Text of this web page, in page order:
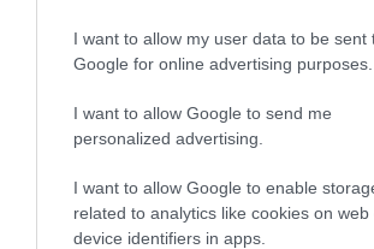
I want to allow my user data to be sent
Google for online advertising purposes.
I want to allow Google to send me
personalized advertising.
I want to allow Google to enable
related to analytics like cookies on web
device identifiers in apps.
συνάντησης των γεύσεων της
Στερεάς Ελλάδας